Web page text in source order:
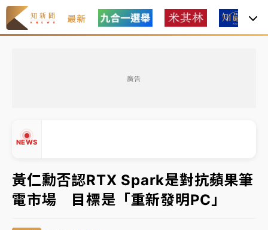
最新
廣告
NEWS
中信慈善基金會想增加董事人數！辜仲諒向法院聲請遭
駁 理由曝光
故宮《龍藏經》特展第2檔！今線上預約開賣一度塞車
周六起展出延長至晚上7時
台東農業處長涉圖利渡假村！東檢抗告成功 今重開羈
黃仁勳否認RTX Spark是對抗蘋果筆
電市場 目標是「重新發明PC」